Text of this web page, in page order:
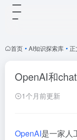
首页 • AI知识探索库 • 正
OpenAI和
1个月前更新
OpenAI是一家人